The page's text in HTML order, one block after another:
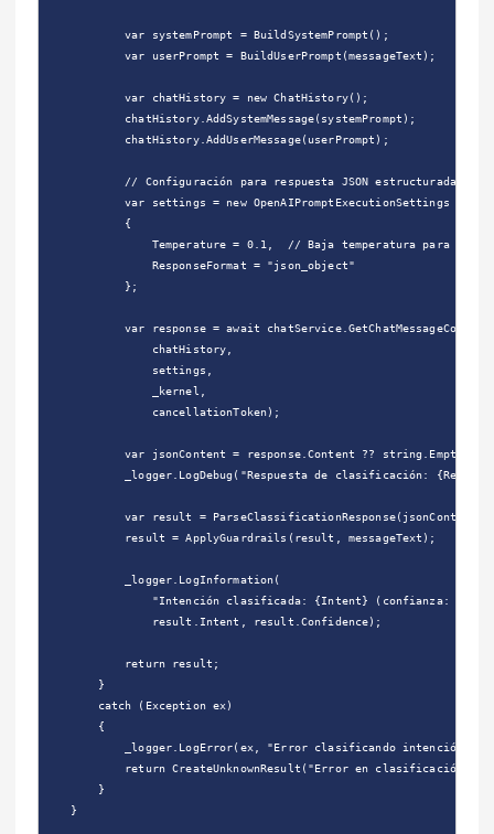
            var systemPrompt = BuildSystemPrompt();
            var userPrompt = BuildUserPrompt(messageText);
            var chatHistory = new ChatHistory();
            chatHistory.AddSystemMessage(systemPrompt);
            chatHistory.AddUserMessage(userPrompt);
            // Configuración para respuesta JSON estructurada
            var settings = new OpenAIPromptExecutionSettings
            {
Temperature = 0.1,  // Baja temperatura para
                ResponseFormat = "json_object"
            };
var response = await
                chatHistory,
                settings,
                _kernel,
                cancellationToken);
            var jsonContent = response.Content ?? string.Empty;
_logger.LogDebug("Respuesta de clasificación:
var result = ParseClassificationResponse(jsonContent,
            result = ApplyGuardrails(result, messageText);
            _logger.LogInformation(
"Intención clasificada: {Intent} (confianza:
                result.Intent, result.Confidence);
            return result;
        }
        catch (Exception ex)
        {
            _logger.LogError(ex, "Error clasificando intención");
            return CreateUnknownResult("Error en clasificación");
        }
    }